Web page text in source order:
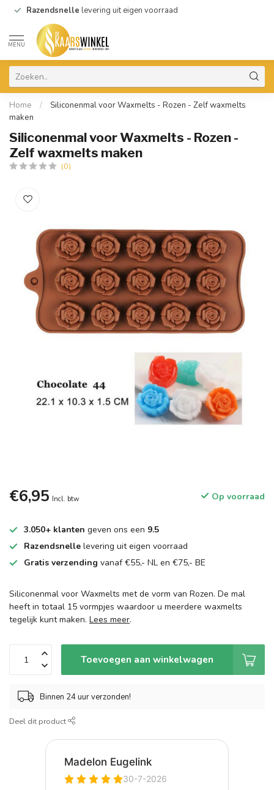
Razendsnelle levering uit eigen voorraad
MENU
Home /
Siliconenmal voor Waxmelts - Rozen - Zelf waxmelts
maken
Siliconenmal voor Waxmelts - Rozen -
Zelf waxmelts maken
(0)
€6,95 Incl. btw Op voorraad
3.050+ klanten geven ons een 9.5
Razendsnelle levering uit eigen voorraad
Gratis verzending vanaf €55,- NL en €75,- BE
Siliconenmal voor Waxmelts met de vorm van Rozen. De mal
heeft in totaal 15 vormpjes waardoor u meerdere waxmelts
tegelijk kunt maken. Lees meer.
Toevoegen aan winkelwagen
Binnen 24 uur verzonden!
Deel dit product